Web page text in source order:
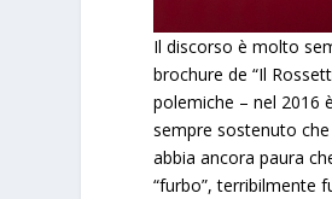
Il discorso è molto
brochure de “Il
polemiche – nel 2016
sempre sostenuto
abbia ancora paura
“furbo”, terribilmente